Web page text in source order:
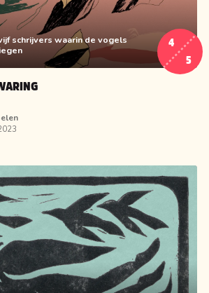
schrijvers waarin de vogels
4
5